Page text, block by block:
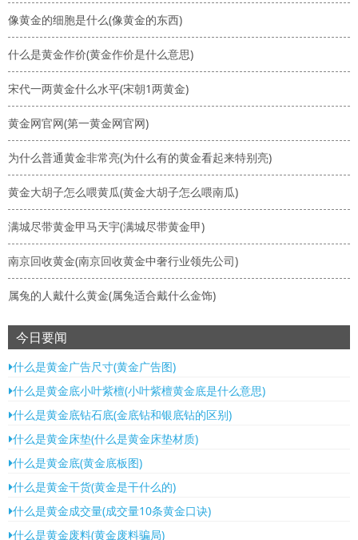
像黄金的细胞是什么(像黄金的东西)
什么是黄金作价(黄金作价是什么意思)
宋代一两黄金什么水平(宋朝1两黄金)
黄金网官网(第一黄金网官网)
为什么普通黄金非常亮(为什么有的黄金看起来特别亮)
黄金大胡子怎么喂黄瓜(黄金大胡子怎么喂南瓜)
满城尽带黄金甲马天宇(满城尽带黄金甲)
南京回收黄金(南京回收黄金中奢行业领先公司)
属兔的人戴什么黄金(属兔适合戴什么金饰)
今日要闻
什么是黄金广告尺寸(黄金广告图)
什么是黄金底小叶紫檀(小叶紫檀黄金底是什么意思)
什么是黄金底钻石底(金底钻和银底钻的区别)
什么是黄金床垫(什么是黄金床垫材质)
什么是黄金底(黄金底板图)
什么是黄金干货(黄金是干什么的)
什么是黄金成交量(成交量10条黄金口诀)
什么是黄金废料(黄金废料骗局)